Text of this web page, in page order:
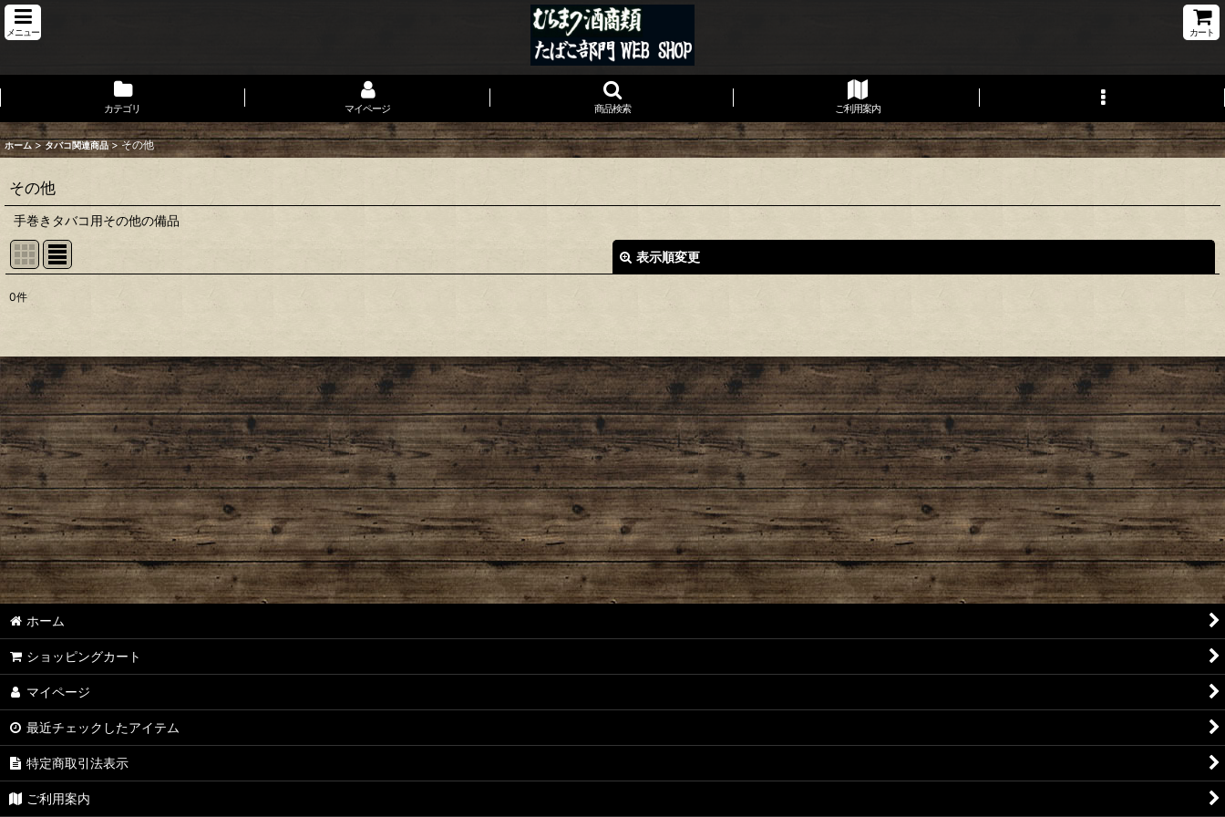
メニュー カート
カテゴリ マイページ 商品検索 ご利用案内
ホーム > タバコ関連商品 > その他
その他
手巻きタバコ用その他の備品
表示順変更
表示数
並び順:
絞り込む
0件
ホーム
ショッピングカート
マイページ
最近チェックしたアイテム
特定商取引法表示
ご利用案内